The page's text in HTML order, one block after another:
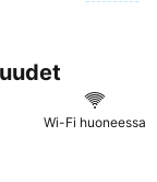
Wi-Fi huoneessa